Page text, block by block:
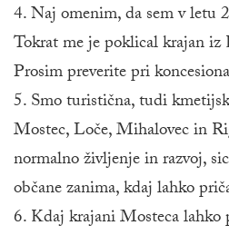
4. Naj omenim, da sem v letu
Tokrat me je poklical krajan iz
Prosim preverite pri
5. Smo turistična, tudi
Mostec, Loče, Mihalovec in
normalno življenje in razvoj,
občane zanima, kdaj lahko
6. Kdaj krajani Mosteca